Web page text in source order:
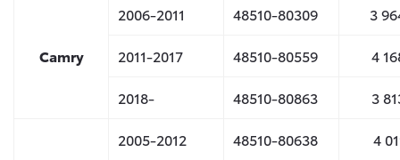
Camry
2006-2011 48510-80309 3
2011-2017 48510-80559 4
2018- 48510-80863 3
2005-2012 48510-80638 4